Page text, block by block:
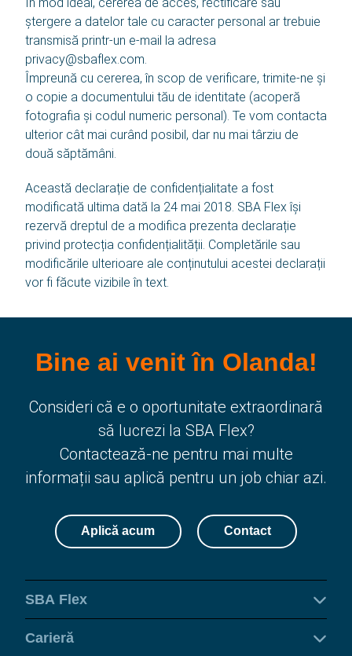
ștergere a datelor tale cu caracter personal ar trebuie
transmisă printr-un e-mail la adresa
privacy@sbaflex.com.
Împreună cu cererea, în scop de verificare, trimite-ne și
o copie a documentului tău de identitate (acoperă
fotografia și codul numeric personal). Te vom contacta
ulterior cât mai curând posibil, dar nu mai târziu de
două săptămâni.
Această declarație de confidențialitate a fost
modificată ultima dată la 24 mai 2018. SBA Flex își
rezervă dreptul de a modifica prezenta declarație
privind protecția confidențialității. Completările sau
modificările ulterioare ale conținutului acestei declarații
vor fi făcute vizibile în text.
Bine ai venit în Olanda!
Consideri că e o oportunitate extraordinară
să lucrezi la SBA Flex?
Contactează-ne pentru mai multe
informații sau aplică pentru un job chiar azi.
Aplică acum Contact
SBA Flex
Carieră